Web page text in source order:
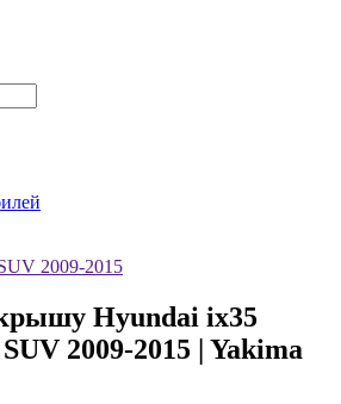
2009-2015
Hyundai ix35
2009-2015 | Yakima